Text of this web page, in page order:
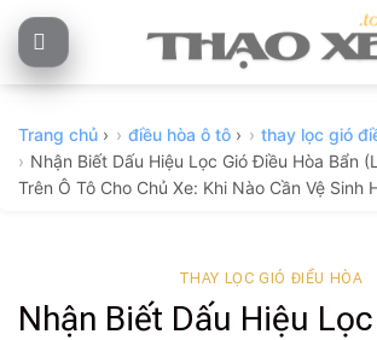
Skip
to
Trang chủ › điều hòa ô tô › thay lọc gió
Nhận Biết Dấu Hiệu Lọc Gió Điều Hòa Bẩn
Trên Ô Tô Cho Chủ Xe: Khi Nào Cần Vệ Sinh
THAY LỌC GIÓ ĐIỀU HÒA
Nhận Biết Dấu Hiệu